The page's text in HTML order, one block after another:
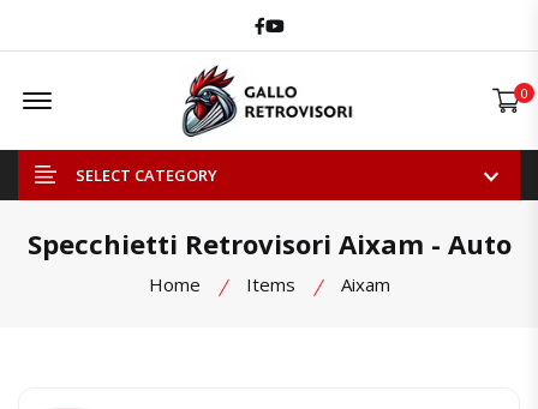
Facebook
Youtube
Offcanvas Menu Open 0
SELECT CATEGORY
Specchietti Retrovisori Aixam - Auto
Home Items Aixam